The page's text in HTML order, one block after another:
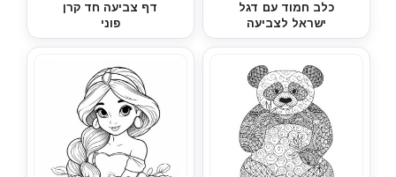
כלב חמוד עם דגל
ישראל לצביעה
דף צביעה חד קרן
פוני